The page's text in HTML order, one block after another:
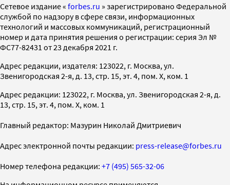
Cетевое издание « forbes.ru » зарегистрировано Федеральной
службой по надзору в сфере связи, информационных
технологий и массовых коммуникаций, регистрационный
номер и дата принятия решения о регистрации: серия Эл №
ФС77-82431 от 23 декабря 2021 г.
Адрес редакции, издателя: 123022, г. Москва, ул.
Звенигородская 2-я, д. 13, стр. 15, эт. 4, пом. X, ком. 1
Адрес редакции: 123022, г. Москва, ул. Звенигородская 2-я, д.
13, стр. 15, эт. 4, пом. X, ком. 1
Главный редактор: Мазурин Николай Дмитриевич
Адрес электронной почты редакции: press-release@forbes.ru
Номер телефона редакции: +7 (495) 565-32-06